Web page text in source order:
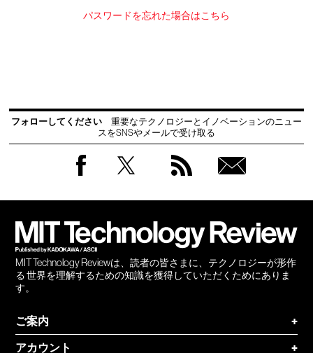
パスワードを忘れた場合はこちら
フォローしてください
重要なテクノロジーとイノベーションのニュー
スをSNSやメールで受け取る
MIT Technology Reviewは、読者の皆さまに、テクノロジーが形作
る 世界を理解するための知識を獲得していただくためにありま
す。
ご案内
+
アカウント
+